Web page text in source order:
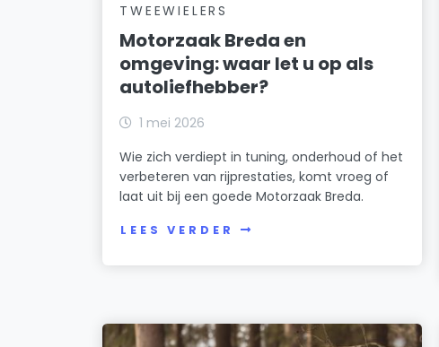
TWEEWIELERS
Motorzaak Breda en
omgeving: waar let u op als
autoliefhebber?
1 mei 2026
Wie zich verdiept in tuning, onderhoud of het
verbeteren van rijprestaties, komt vroeg of
laat uit bij een goede Motorzaak Breda.
LEES VERDER